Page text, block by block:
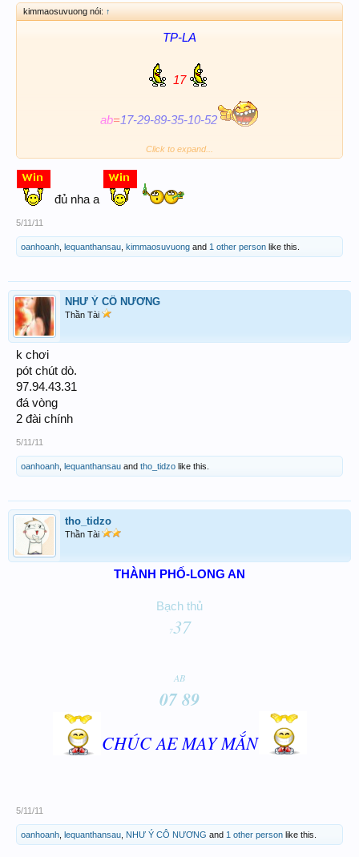
kimmaosuvuong nói: ↑
TP-LA
17
ab=17-29-89-35-10-52
thành phố
71-77
Click to expand...
đủ nha a
5/11/11
oanhoanh lequanthansau kimmaosuvuong and 1 other person like this.
NHƯ Ý CÔ NƯƠNG
Thần Tài
k chơi
pót chút dò.
97.94.43.31
đá vòng
2 đài chính
5/11/11
oanhoanh lequanthansau and tho_tidzo like this.
tho_tidzo
Thần Tài
THÀNH PHỐ-LONG AN
Bạch thủ
737
AB
07 89
CHÚC AE MAY MẮN
5/11/11
oanhoanh lequanthansau NHƯ Ý CÔ NƯƠNG and 1 other person like this.